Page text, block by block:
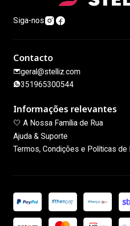
Siga-nos
Contacto
geral@stelliz.com
351965300544
Informações relevantes
🤍 A Nossa Família de Rua
Ajuda & Suporte
Termos, Condições e Políticas de